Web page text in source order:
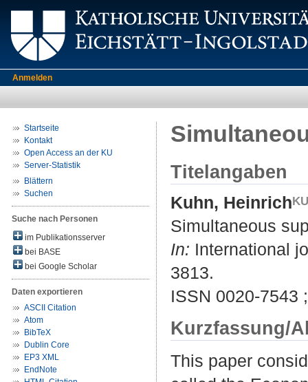
Anmelden
Startseite
Kontakt
Open Access an der KU
Server-Statistik
Blättern
Suchen
Suche nach Personen
im Publikationsserver
bei BASE
bei Google Scholar
Daten exportieren
ASCII Citation
Atom
BibTeX
Dublin Core
EP3 XML
EndNote
Titelangaben
Kuhn, Heinrich
Simultaneous
In: International
3813.
ISSN 0020-7543
Kurzfassung/
This paper